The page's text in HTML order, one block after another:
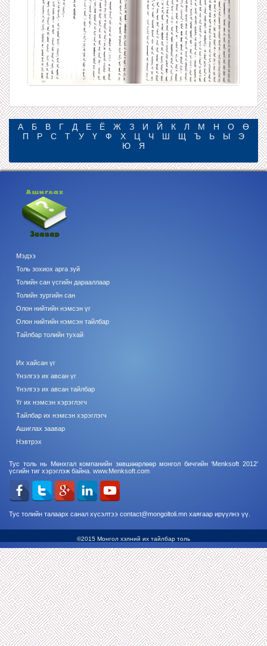
А Б В Г Д Е Ё Ж З И Й К Л М Н О
Ө
П
Р С Т У Ү Ф Х Ц Ч Ш Щ Ъ Ь Ы
Э
Ю
Я
Мэдээ
Толь зохиох арга зүй
Толийн сан үсгийн дарааллаар
Толийн зургийн сан
Олон нийтийн нэмсэн үг
Олон нийтийн нэмсэн тайлбар
Тайлбар толийн тухай
Их хайсан үг
Үнэлгээ их авсан үг
Үнэлгээ их авсан тайлбар
Үг их нэмсэн хэрэглэгч
Тайлбар их нэмсэн хэрэглэгч
Ашиглах заавар
Нэвтрэх
Тус толь нь Мөнхгал компанийн зөвшөөрлөөр монгол бичгийн ‘Menksoft 2012’
үсгийн тиг хэрэглэж байна. www.Menksoft.com
Тус толийн талаарх санал хүсэлтээ contact@mongoltoli.mn хаягаар ирүүлнэ үү.
©2015 Монгол хэлний их тайлбар толь